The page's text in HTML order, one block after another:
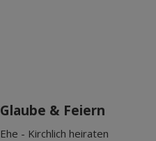
Glaube & Feiern
Ehe - Kirchlich heiraten